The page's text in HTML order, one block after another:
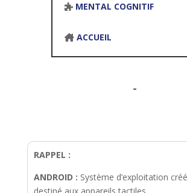
MENTAL COGNITIF
ACCUEIL
-
RAPPEL :
ANDROID : Système d’exploitation